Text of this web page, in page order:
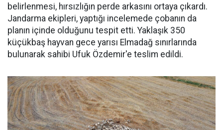
belirlenmesi, hırsızlığın perde arkasını ortaya çıkardı.
Jandarma ekipleri, yaptığı incelemede çobanın da
planın içinde olduğunu tespit etti. Yaklaşık 350
küçükbaş hayvan gece yarısı Elmadağ sınırlarında
bulunarak sahibi Ufuk Özdemir'e teslim edildi.